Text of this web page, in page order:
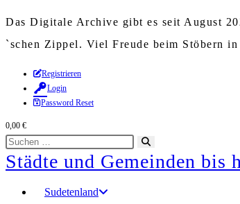
Das Digitale Archive gibt es seit August
`schen Zippel. Viel Freude beim Stöbern in
Zum
Inhalt
springen
Registrieren
Login
Password Reset
0,00 €
Diese
Website
durchsuchen
starten
Städte und Gemeinden bis
Sudetenland